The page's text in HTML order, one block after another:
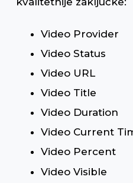
Video Provider
Video Status
Video URL
Video Title
Video Duration
Video Current
Video Percent
Video Visible